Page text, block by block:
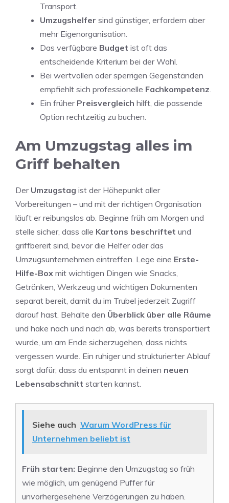
Transport.
Umzugshelfer sind günstiger, erfordern aber
mehr Eigenorganisation.
Das verfügbare Budget ist oft das
entscheidende Kriterium bei der Wahl.
Bei wertvollen oder sperrigen Gegenständen
empfiehlt sich professionelle Fachkompetenz
Ein früher Preisvergleich hilft, die passende
Option rechtzeitig zu buchen.
Am Umzugstag alles im
Griff behalten
Der Umzugstag ist der Höhepunkt aller
Vorbereitungen – und mit der richtigen Organisation
läuft er reibungslos ab. Beginne früh am Morgen und
stelle sicher, dass alle Kartons beschriftet und
griffbereit sind, bevor die Helfer oder das
Umzugsunternehmen eintreffen. Lege eine Erste-
Hilfe-Box mit wichtigen Dingen wie Snacks,
Getränken, Werkzeug und wichtigen Dokumenten
separat bereit, damit du im Trubel jederzeit Zugriff
darauf hast. Behalte den Überblick über alle Räume
und hake nach und nach ab, was bereits transportiert
wurde, um am Ende sicherzugehen, dass nichts
vergessen wurde. Ein ruhiger und strukturierter Ablauf
sorgt dafür, dass du entspannt in deinen neuen
Lebensabschnitt starten kannst.
Siehe auch Warum WordPress für
Unternehmen beliebt ist
Früh starten: Beginne den Umzugstag so früh
wie möglich, um genügend Puffer für
unvorhergesehene Verzögerungen zu haben.